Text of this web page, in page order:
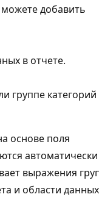
добавить
в отчете.
группе категорий
основе поля
автоматически
выражения
и области данных